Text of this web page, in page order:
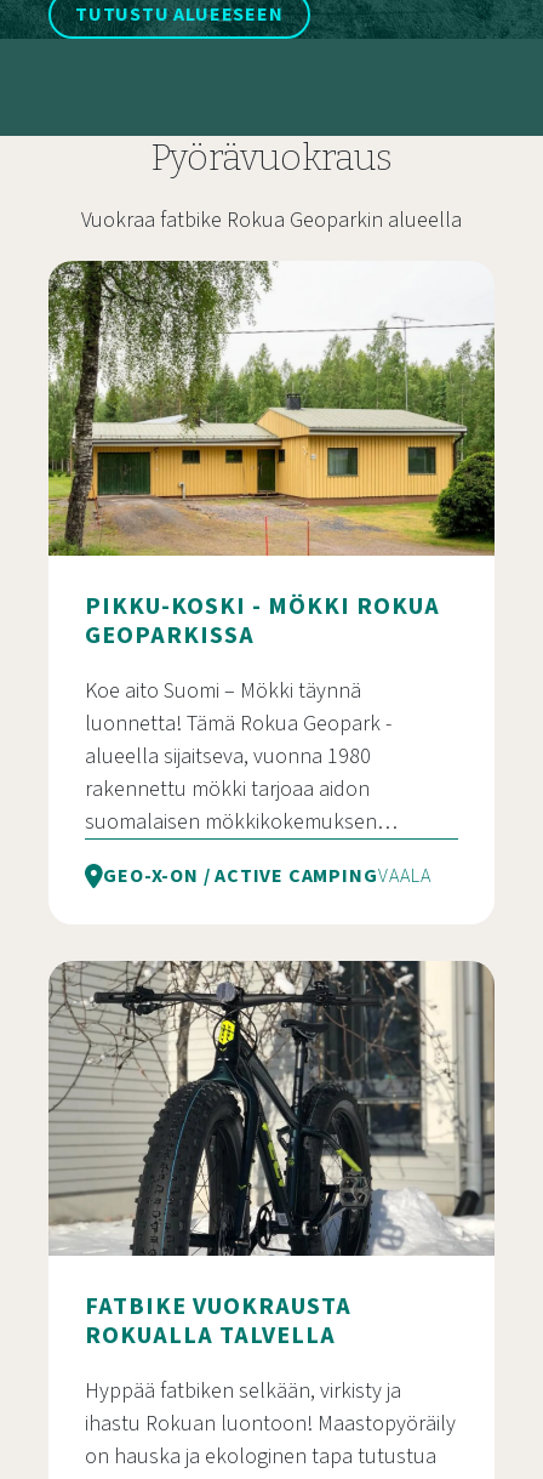
TUTUSTU ALUEESEEN
Pyörävuokraus
Vuokraa fatbike Rokua Geoparkin alueella
PIKKU-KOSKI - MÖKKI ROKUA
GEOPARKISSA
Koe aito Suomi – Mökki täynnä
luonnetta! Tämä Rokua Geopark -
alueella sijaitseva, vuonna 1980
rakennettu mökki tarjoaa aidon
suomalaisen mökkikokemuksen…
GEO-X-ON / ACTIVE CAMPINGVAALA
FATBIKE VUOKRAUSTA
ROKUALLA TALVELLA
Hyppää fatbiken selkään, virkisty ja
ihastu Rokuan luontoon! Maastopyöräily
on hauska ja ekologinen tapa tutustua